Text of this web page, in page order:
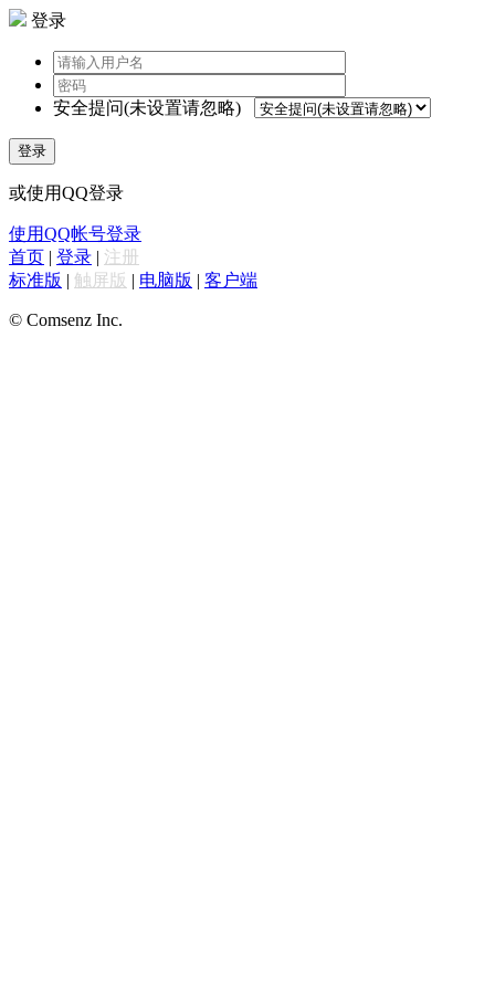
登录
安全提问(未设置请忽略)
登录
或使用QQ登录
使用QQ帐号登录
首页 | 登录 | 注册
标准版 | 触屏版 | 电脑版 | 客户端
© Comsenz Inc.